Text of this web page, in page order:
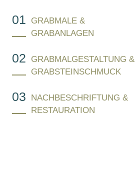
GRABMALE &
GRABANLAGEN
GRABMALGESTALTUNG &
GRABSTEINSCHMUCK
NACHBESCHRIFTUNG &
RESTAURATION